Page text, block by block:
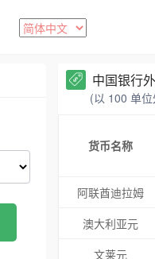
中国银行
(以 100 单
货币名称
阿联酋迪拉姆
澳大利亚元
文莱元